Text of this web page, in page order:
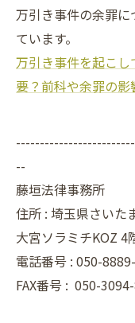
万引き事件の余罪
ています。
万引き事件を起こ
要？前科や余罪の影
--
藤垣法律事務所
住所 : 埼玉県さいた
大宮ソラミチKOZ
電話番号 : 050-
FAX番号 : 050-